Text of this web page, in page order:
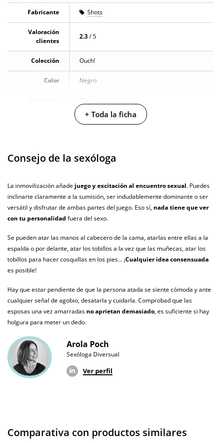
Fabricante Shots
Valoración
clientes
2.3/ 5
Colección Ouch!
Color Negro
40.5 cm
Producto
No testado en
animales
Envío discreto Paquete discreto y sin distintivos
Garantías 3 años de garantía
Producto
recibo?
El martes 11 de agosto (fecha estimada)
+ Toda la ficha
Consejo de la sexóloga
La inmovilización añade juego y excitación al encuentro sexual. Puedes
inclinarte claramente a la sumisión, ser indudablemente dominante o ser
versátil y disfrutar de ambas partes del juego. Eso sí, nada tiene que ver
con tu personalidad fuera del sexo.
Se pueden atar las manos al cabecero de la cama, atarlas entre ellas a la
espalda o por delante, atar los tobillos a la vez que las muñecas, atar los
tobillos para hacer cosquillas en los pies... ¡Cualquier idea consensuada
es posible!
Hay que estar pendiente de que la persona atada se siente cómoda y ante
cualquier señal de agobio, desatarla y cuidarla. Comprobad que las
esposas una vez amarradas no aprietan demasiado, es suficiente si hay
holgura para meter un dedo.
Arola Poch
Sexóloga Diversual
Ver perfil
Comparativa con productos similares